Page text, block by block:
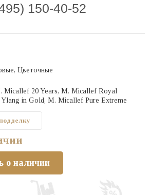
150-40-52
Цветочные
Micallef 20 Years, M. Micallef Royal
in Gold, M. Micallef Pure Extreme
о наличии